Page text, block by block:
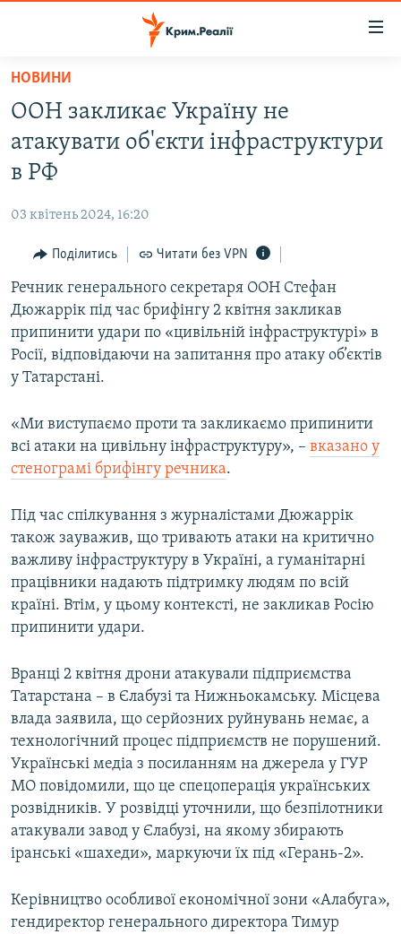
Перейти
основного
матеріалу
Перейти
до
основної
Перейти
пошуку
ВІДЕО ТА ФОТО
БЛОГИ
ПОГЛЯД
ІНТЕРВ'Ю
ВСЕ ЗА ДЕНЬ
СПЕЦПРОЕКТИ
ДЕПОРТАЦІЯ
ВІДЕОУРОКИ «ELIFBE»
СВІДЧЕННЯ ОКУПАЦІЇ
УКРАЇНСЬКА ПРОБЛЕМА КРИМУ
ІНФОГРАФІКА
ЯК ОБІЙТИ БЛОКУВАННЯ
Русский
Qırımtatar
ДОЛУЧАЙСЯ!
Усі сайти RFE/RL
НОВИНИ
ООН закликає Україну не
атакувати об'єкти інфраструктури
в РФ
03 квітень 2024, 16:20
Поділитись Читати без VPN
Речник генерального секретаря ООН Стефан
Дюжаррік під час брифінгу 2 квітня закликав
припинити удари по «цивільній інфраструктурі» в
Росії, відповідаючи на запитання про атаку об’єктів
у Татарстані.
«Ми виступаємо проти та закликаємо припинити
всі атаки на цивільну інфраструктуру», – вказано у
стенограмі брифінгу речника.
Під час спілкування з журналістами Дюжаррік
також зауважив, що тривають атаки на критично
важливу інфраструктуру в Україні, а гуманітарні
працівники надають підтримку людям по всій
країні. Втім, у цьому контексті, не закликав Росію
припинити удари.
Вранці 2 квітня дрони атакували підприємства
Татарстана – в Єлабузі та Нижньокамську. Місцева
влада заявила, що серйозних руйнувань немає, а
технологічний процес підприємств не порушений.
Українські медіа з посиланням на джерела у ГУР
МО повідомили, що це спецоперація українських
розвідників. У розвідці уточнили, що безпілотники
атакували завод у Єлабузі, на якому збирають
іранські «шахеди», маркуючи їх під «Герань-2».
Керівництво особливої економічної зони «Алабуга»,
гендиректор генерального директора Тимур